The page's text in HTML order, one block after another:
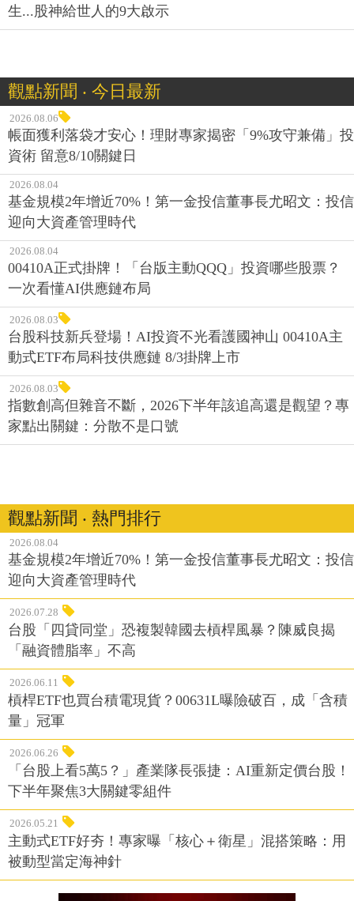
生...股神給世人的9大啟示
觀點新聞 ‧ 今日最新
2026.08.06
帳面獲利落袋才安心！理財專家揭密「9%攻守兼備」投
資術 留意8/10關鍵日
2026.08.04
基金規模2年增近70%！第一金投信董事長尤昭文：投信
迎向大資產管理時代
2026.08.04
00410A正式掛牌！「台版主動QQQ」投資哪些股票？
一次看懂AI供應鏈布局
2026.08.03
台股科技新兵登場！AI投資不光看護國神山 00410A主
動式ETF布局科技供應鏈 8/3掛牌上市
2026.08.03
指數創高但雜音不斷，2026下半年該追高還是觀望？專
家點出關鍵：分散不是口號
觀點新聞 ‧ 熱門排行
2026.08.04
基金規模2年增近70%！第一金投信董事長尤昭文：投信
迎向大資產管理時代
2026.07.28
台股「四貸同堂」恐複製韓國去槓桿風暴？陳威良揭
「融資體脂率」不高
2026.06.11
槓桿ETF也買台積電現貨？00631L曝險破百，成「含積
量」冠軍
2026.06.26
「台股上看5萬5？」產業隊長張捷：AI重新定價台股！
下半年聚焦3大關鍵零組件
2026.05.21
主動式ETF好夯！專家曝「核心＋衛星」混搭策略：用
被動型當定海神針